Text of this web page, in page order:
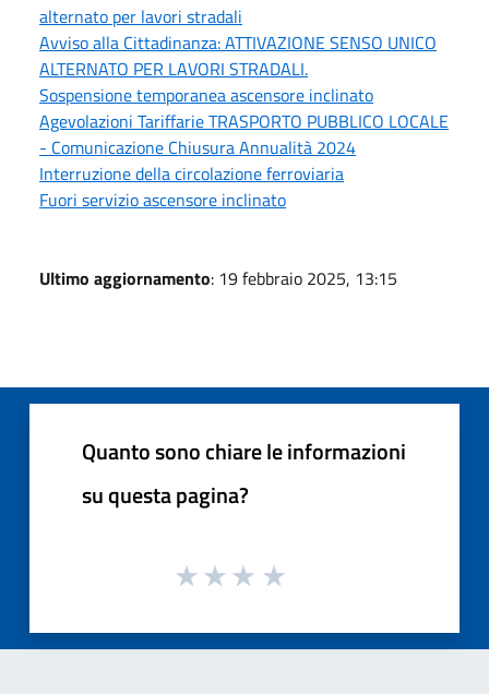
alternato per lavori stradali
Avviso alla Cittadinanza: ATTIVAZIONE SENSO UNICO
ALTERNATO PER LAVORI STRADALI.
Sospensione temporanea ascensore inclinato
Agevolazioni Tariffarie TRASPORTO PUBBLICO LOCALE
- Comunicazione Chiusura Annualità 2024
Interruzione della circolazione ferroviaria
Fuori servizio ascensore inclinato
Ultimo aggiornamento: 19 febbraio 2025, 13:15
Quanto sono chiare le informazioni
su questa pagina?